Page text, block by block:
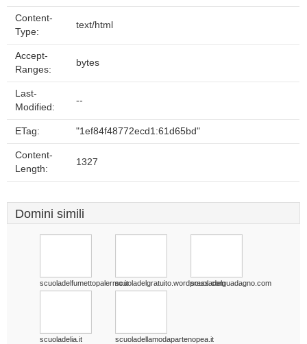
Content-
Type:
text/html
Accept-
Ranges:
bytes
Last-
Modified:
--
ETag: "1ef84f48772ecd1:61d65bd"
Content-
Length:
1327
Domini simili
scuoladelfumettopalermo.itscuoladelgratuito.wordpress.comscuoladelguadagno.com
scuoladelia.it scuoladellamodapartenopea.it